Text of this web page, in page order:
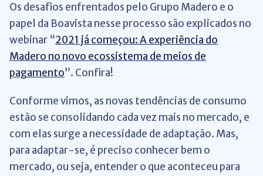
Os desafios enfrentados pelo Grupo Madero e o
papel da Boavista nesse processo são explicados no
webinar “2021 já começou: A experiência do
Madero no novo ecossistema de meios de
pagamento”. Confira!
Conforme vimos, as novas tendências de consumo
estão se consolidando cada vez mais no mercado, e
com elas surge a necessidade de adaptação. Mas,
para adaptar-se, é preciso conhecer bem o
mercado, ou seja, entender o que aconteceu para